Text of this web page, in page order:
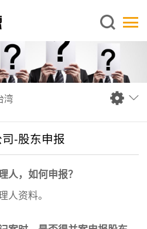
体中文
关于启源
务范围
闻中心
版刊物
见问题
系我们
湾
-股东申报
人，如何申报？
人资料。